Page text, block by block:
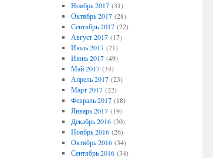
Ноябрь 2017(31)
Октябрь 2017(28)
Сентябрь 2017(22)
Август 2017(17)
Июль 2017(21)
Июнь 2017(49)
Май 2017(34)
Апрель 2017(23)
Март 2017(22)
Февраль 2017(18)
Январь 2017(19)
Декабрь 2016(30)
Ноябрь 2016(26)
Октябрь 2016(34)
Сентябрь 2016(34)